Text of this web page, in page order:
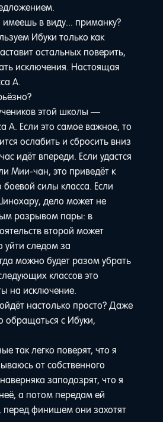
в виду... приманку?
Ибуки только как
остальных поверить,
исключения. Настоящая
A.
этой школы —
A. Если это самое важное, то
ослабить и сбросить вниз
идёт впереди. Если удастся
Мии-чан, это приведёт к
силы класса. Если
дело может не
разрывом пары: в
второй может
уйти следом за
можно будет разом убрать
классов это
на исключение.
настолько просто? Даже
обращаться с Ибуки,
так легко поверят, что я
от собственного
заподозрят, что я
а потом передам ей
финишем они захотят